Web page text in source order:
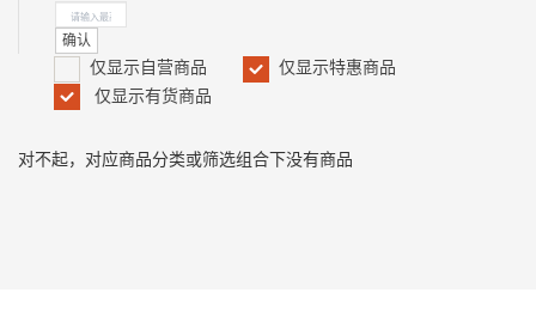
确认
仅显示自营商品
仅显示特惠商品
仅显示有货商品
对不起，对应商品分类或筛选组合下没有商品